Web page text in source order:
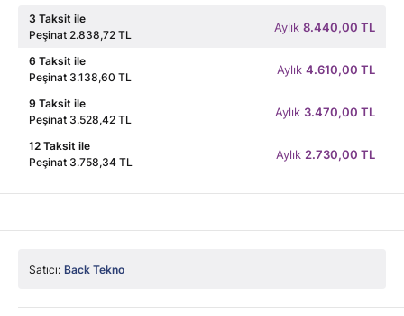
3 Taksit ile
Peşinat 2.838,72 TL
Aylık 8.440,00 TL
6 Taksit ile
Peşinat 3.138,60 TL
Aylık 4.610,00 TL
9 Taksit ile
Peşinat 3.528,42 TL
Aylık 3.470,00 TL
12 Taksit ile
Peşinat 3.758,34 TL
Aylık 2.730,00 TL
Satıcı: Back Tekno